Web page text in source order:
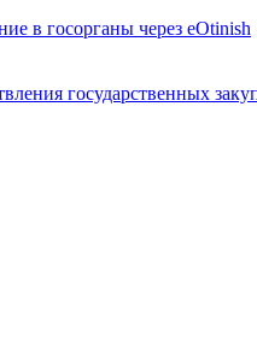
в госорганы через eOtinish
государственных